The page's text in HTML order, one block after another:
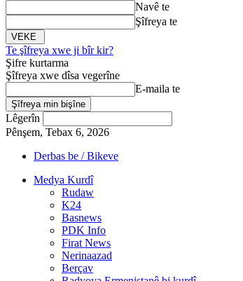
Navê te
Şîfreya te
Te şîfreya xwe ji bîr kir?
Şifre kurtarma
Şîfreya xwe dîsa vegerîne
E-maila te
Lêgerîn
Pênşem, Tebax 6, 2026
Derbas be / Bikeve
Medya Kurdî
Rudaw
K24
Basnews
PDK Info
Firat News
Nerinaazad
Berçav